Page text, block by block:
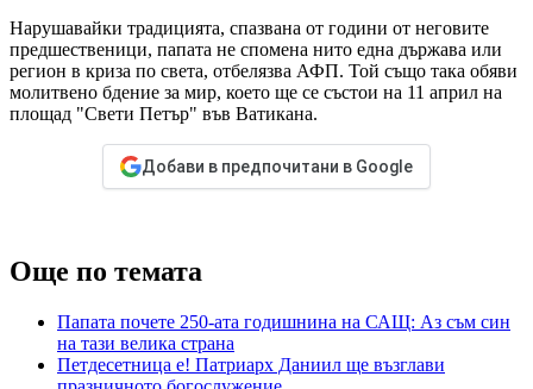
Нарушавайки традицията, спазвана от години от неговите
предшественици, папата не спомена нито една държава или
регион в криза по света, отбелязва АФП. Той също така обяви
молитвено бдение за мир, което ще се състои на 11 април на
площад "Свети Петър" във Ватикана.
Добави в предпочитани в Google
Още по темата
Папата почете 250-ата годишнина на САЩ: Аз съм син
на тази велика страна
Петдесетница е! Патриарх Даниил ще възглави